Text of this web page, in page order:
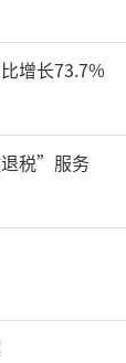
增长73.7%
税”服务